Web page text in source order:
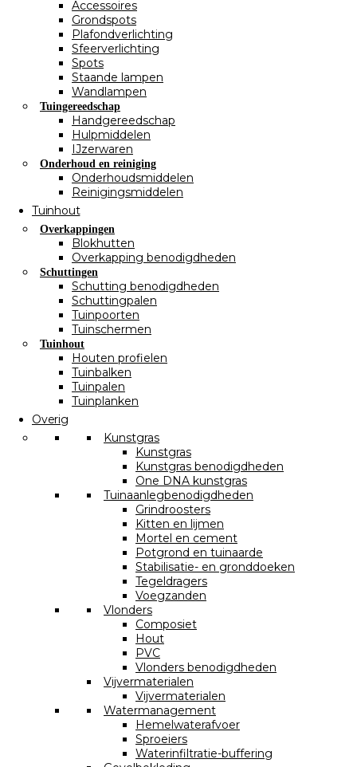
Accessoires
Grondspots
Plafondverlichting
Sfeerverlichting
Spots
Staande lampen
Wandlampen
Tuingereedschap
Handgereedschap
Hulpmiddelen
IJzerwaren
Onderhoud en reiniging
Onderhoudsmiddelen
Reinigingsmiddelen
Tuinhout
Overkappingen
Blokhutten
Overkapping benodigdheden
Schuttingen
Schutting benodigdheden
Schuttingpalen
Tuinpoorten
Tuinschermen
Tuinhout
Houten profielen
Tuinbalken
Tuinpalen
Tuinplanken
Overig
Kunstgras
Kunstgras
Kunstgras benodigdheden
One DNA kunstgras
Tuinaanlegbenodigdheden
Grindroosters
Kitten en lijmen
Mortel en cement
Potgrond en tuinaarde
Stabilisatie- en gronddoeken
Tegeldragers
Voegzanden
Vlonders
Composiet
Hout
PVC
Vlonders benodigdheden
Vijvermaterialen
Vijvermaterialen
Watermanagement
Hemelwaterafvoer
Sproeiers
Waterinfiltratie-buffering